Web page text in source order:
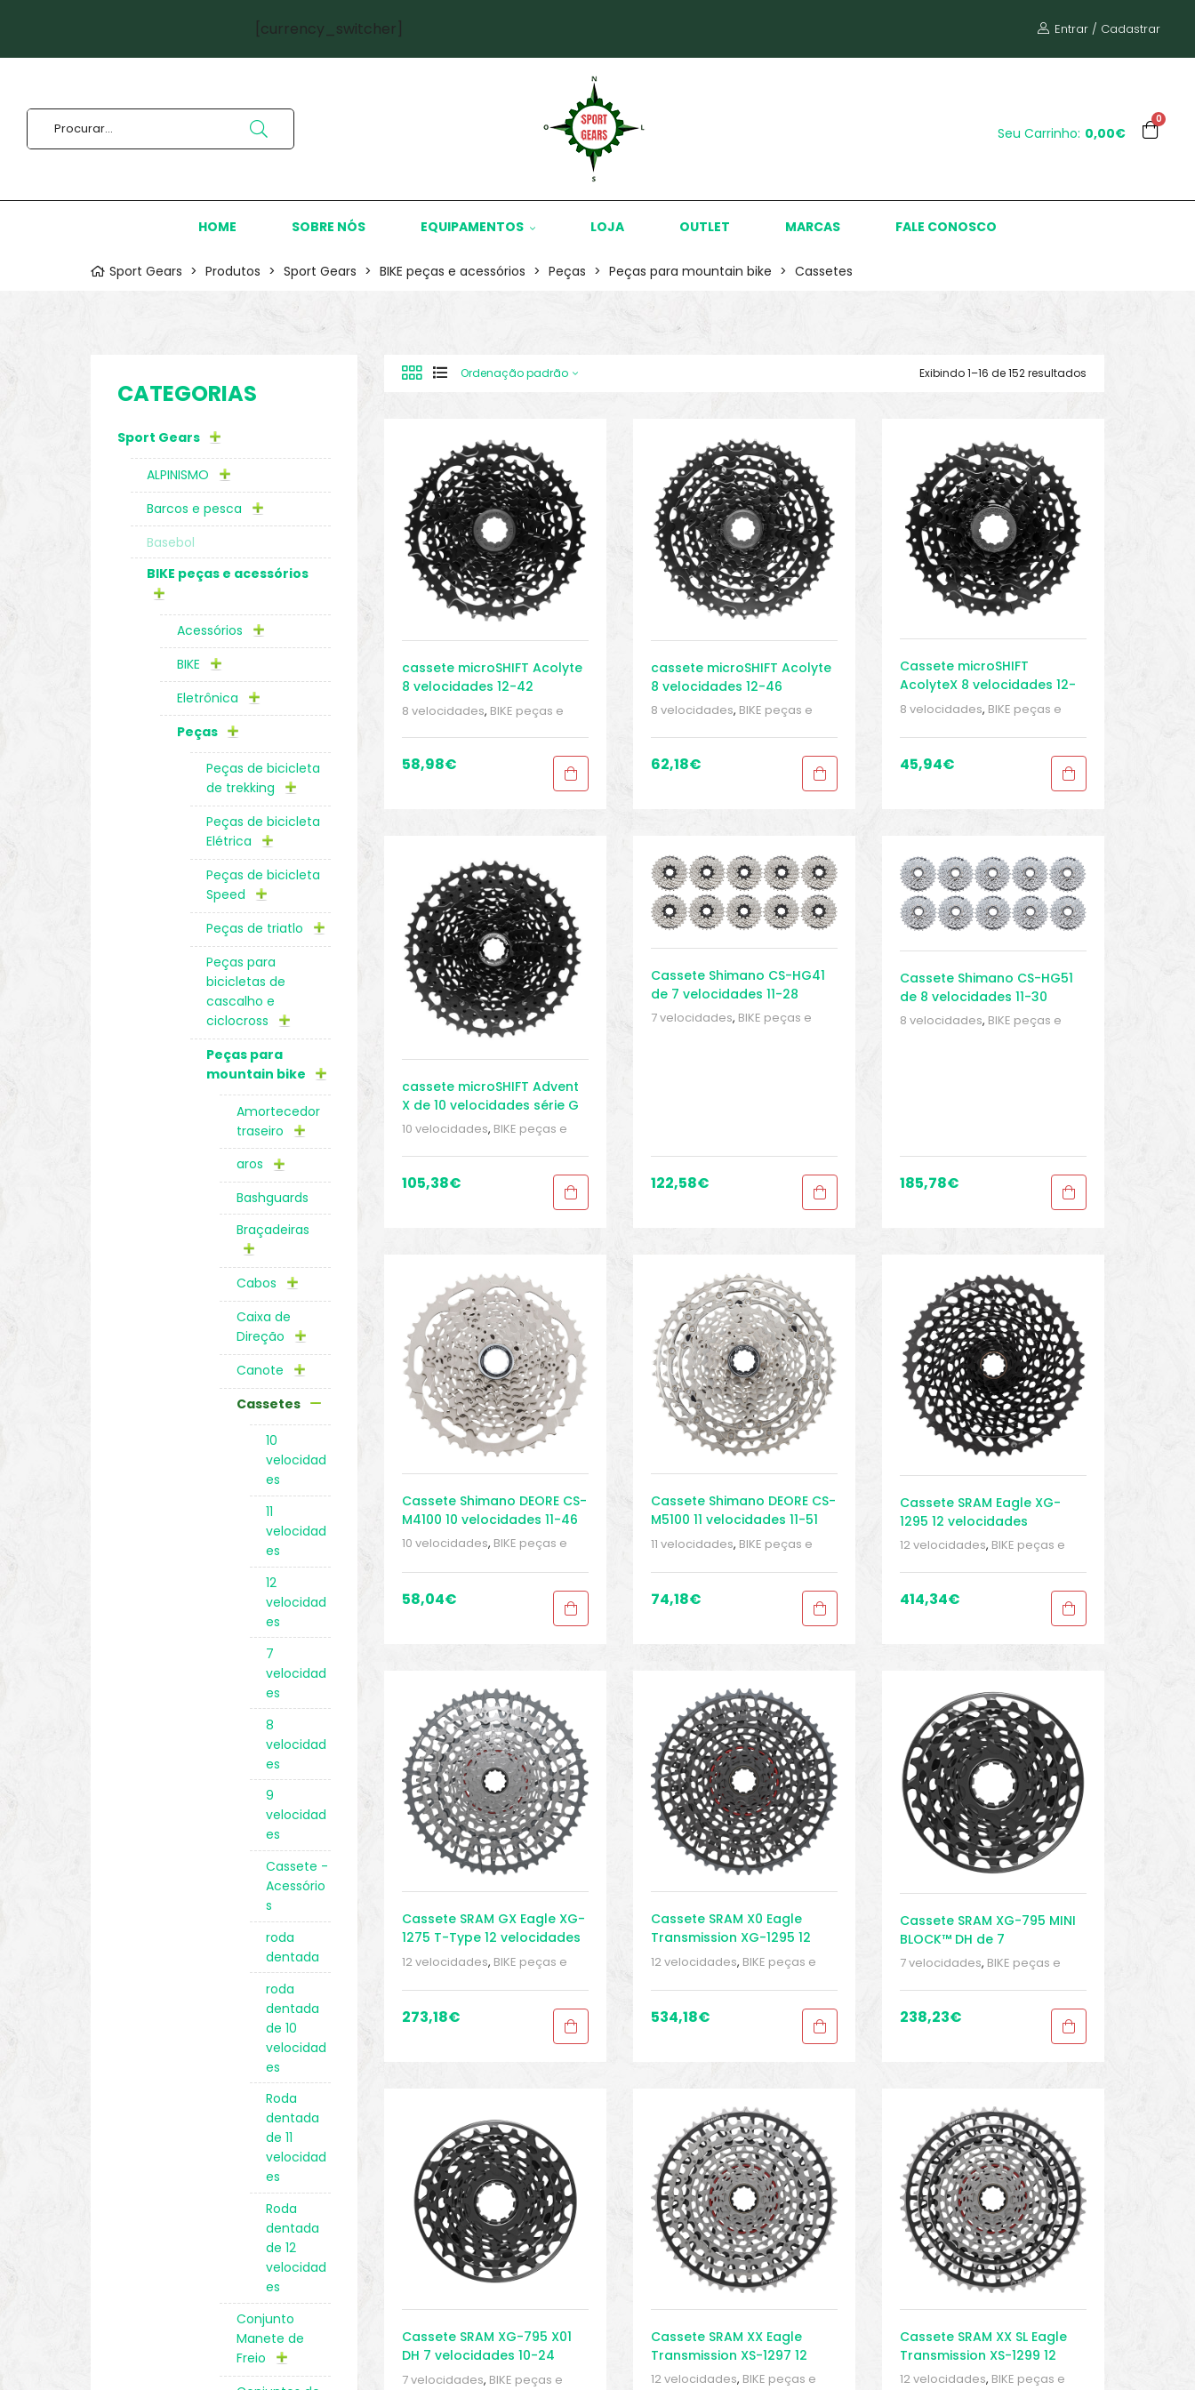
[currency_switcher] Entrar / Cadastrar
0
Seu Carrinho: 0,00€
HOME SOBRE NÓS EQUIPAMENTOS LOJA OUTLET MARCAS FALE CONOSCO
Sport Gears > Produtos > Sport Gears > BIKE peças e acessórios > Peças > Peças para mountain bike > Cassetes
Exibindo 1–16 de 152 resultados
Ordenação padrão
cassete microSHIFT Acolyte
8 velocidades 12-42
8 velocidades, BIKE peças e
Sport Gears
58,98€
cassete microSHIFT Acolyte
8 velocidades 12-46
8 velocidades, BIKE peças e
Peças para mountain bike,
Sport Gears
62,18€
Cassete microSHIFT
AcolyteX 8 velocidades 12-
38 – Aço
8 velocidades, BIKE peças e
Peças para mountain bike,
Sport Gears
45,94€
cassete microSHIFT Advent
X de 10 velocidades série G
11-48
10 velocidades, BIKE peças e
Sport Gears
105,38€
Cassete Shimano CS-HG41
de 7 velocidades 11-28
(pacote de 10 oficinas)
7 velocidades, BIKE peças e
122,58€
Cassete Shimano CS-HG51
de 8 velocidades 11-30
(pacote de 10 oficinas)
8 velocidades, BIKE peças e
185,78€
Cassete Shimano DEORE CS-
M4100 10 velocidades 11-46
10 velocidades, BIKE peças e
Peças para mountain bike,
Sport Gears
58,04€
Cassete Shimano DEORE CS-
M5100 11 velocidades 11-51
11 velocidades, BIKE peças e
Peças para mountain bike,
Sport Gears
74,18€
Cassete SRAM Eagle XG-
1295 12 velocidades
12 velocidades, BIKE peças e
Sport Gears
414,34€
Cassete SRAM GX Eagle XG-
1275 T-Type 12 velocidades
10-52
12 velocidades, BIKE peças e
Peças para mountain bike,
Sport Gears
273,18€
Cassete SRAM X0 Eagle
Transmission XG-1295 12
velocidades 10-52
12 velocidades, BIKE peças e
Peças para mountain bike,
Sport Gears
534,18€
Cassete SRAM XG-795 MINI
BLOCK™ DH de 7
velocidades 10-24T
7 velocidades, BIKE peças e
Sport Gears
238,23€
Cassete SRAM XG-795 X01
DH 7 velocidades 10-24
7 velocidades, BIKE peças e
Cassete SRAM XX Eagle
Transmission XS-1297 12
velocidades 10-52
12 velocidades, BIKE peças e
Cassete SRAM XX SL Eagle
Transmission XS-1299 12
velocidades 10-52
12 velocidades, BIKE peças e
CATEGORIAS
Sport Gears
ALPINISMO
Barcos e pesca
Basebol
BIKE peças e acessórios
Acessórios
BIKE
Eletrônica
Peças
Peças de bicicleta
de trekking
Peças de bicicleta
Elétrica
Peças de bicicleta
Speed
Peças de triatlo
Peças para
bicicletas de
cascalho e
ciclocross
Peças para
mountain bike
Amortecedor
traseiro
aros
Bashguards
Braçadeiras
Cabos
Caixa de
Direção
Canote
Cassetes
10
velocidad
es
11
velocidad
es
12
velocidad
es
7
velocidad
es
8
velocidad
es
9
velocidad
es
Cassete -
Acessório
s
roda
dentada
roda
dentada
de 10
velocidad
es
Roda
dentada
de 11
velocidad
es
Roda
dentada
de 12
velocidad
es
Conjunto
Manete de
Freio